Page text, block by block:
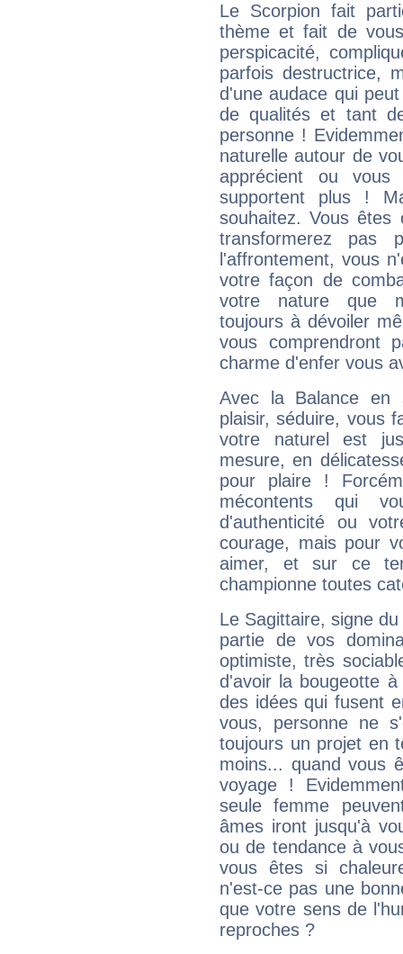
Le Scorpion fait
thème et fait de
perspicacité,
parfois destructrice,
d'une audace qui
de qualités et tant
personne !
naturelle autour de
apprécient ou
supportent plus !
souhaitez. Vous
transformerez pas
l'affrontement, vous
votre façon de
votre nature que
toujours à dévoiler
vous comprendront
charme d'enfer vous
Avec la Balance en
plaisir, séduire, vous
votre naturel est
mesure, en
pour plaire !
mécontents qui
d'authenticité ou
courage, mais pour
aimer, et sur ce
championne toutes
Le Sagittaire, signe
partie de vos
optimiste, très
d'avoir la bougeotte
des idées qui fusent
vous, personne ne
toujours un projet en
moins... quand vous
voyage !
seule femme
âmes iront jusqu'à
ou de tendance à
vous êtes si
n'est-ce pas une
que votre sens de
reproches ?